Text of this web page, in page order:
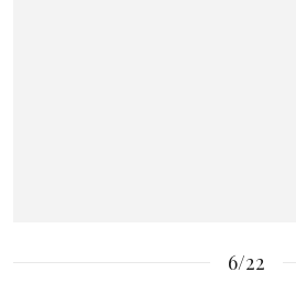
6/22